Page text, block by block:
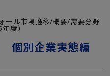
ール市場推移/概要/需要分野
度）
個別企業実態編